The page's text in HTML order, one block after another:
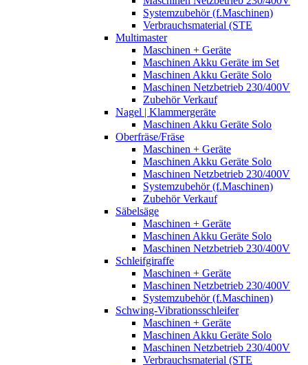
Systemzubehör (f.Maschinen)
Verbrauchsmaterial (STE
Multimaster
Maschinen + Geräte
Maschinen Akku Geräte im Set
Maschinen Akku Geräte Solo
Maschinen Netzbetrieb 230/400V
Zubehör Verkauf
Nagel | Klammergeräte
Maschinen Akku Geräte Solo
Oberfräse/Fräse
Maschinen + Geräte
Maschinen Akku Geräte Solo
Maschinen Netzbetrieb 230/400V
Systemzubehör (f.Maschinen)
Zubehör Verkauf
Säbelsäge
Maschinen + Geräte
Maschinen Akku Geräte Solo
Maschinen Netzbetrieb 230/400V
Schleifgiraffe
Maschinen + Geräte
Maschinen Netzbetrieb 230/400V
Systemzubehör (f.Maschinen)
Schwing-Vibrationsschleifer
Maschinen + Geräte
Maschinen Akku Geräte Solo
Maschinen Netzbetrieb 230/400V
Verbrauchsmaterial (STE